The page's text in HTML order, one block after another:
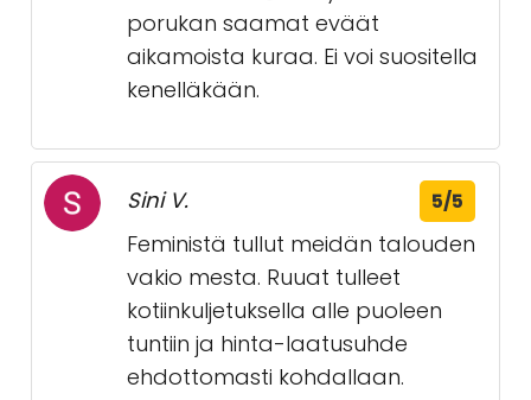
porukan saamat eväät
aikamoista kuraa. Ei voi suositella
kenelläkään.
Sini V. 5/5
Feministä tullut meidän talouden
vakio mesta. Ruuat tulleet
kotiinkuljetuksella alle puoleen
tuntiin ja hinta-laatusuhde
ehdottomasti kohdallaan.